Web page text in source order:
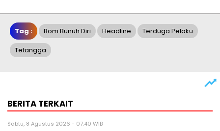
Tag : Bom Bunuh Diri Headline Terduga Pelaku
Tetangga
BERITA TERKAIT
Sabtu, 8 Agustus 2026 - 07:40 WIB